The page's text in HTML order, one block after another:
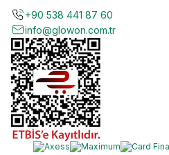
görünüme kavuşmasına yardımcı
görünümünü azaltır, cilt dokusunu
güçlendirerek daha dengeli, sağlıklı
rutininizi destekleyen bu set, hem
sunar.
Ürün Filtreleri
Barkod
:
GAEBS0001
Daha Fazla
: Bakım Setleri
+90 538 441 87 60
info@glowon.com.tr